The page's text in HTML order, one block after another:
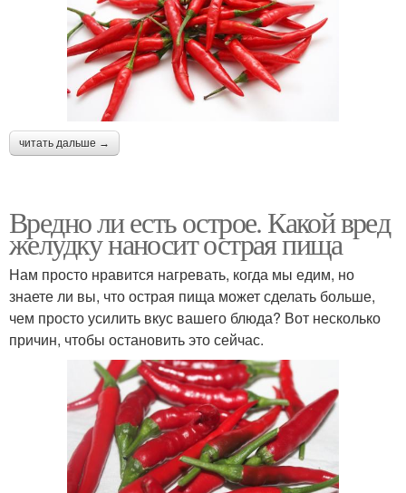
читать дальше →
Вредно ли есть острое. Какой вред
желудку наносит острая пища
Нам просто нравится нагревать, когда мы едим, но
знаете ли вы, что острая пища может сделать больше,
чем просто усилить вкус вашего блюда? Вот несколько
причин, чтобы остановить это сейчас.